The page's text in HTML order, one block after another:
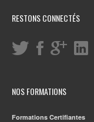
RESTONS CONNECTÉS
NOS FORMATIONS
Formations Certifiantes